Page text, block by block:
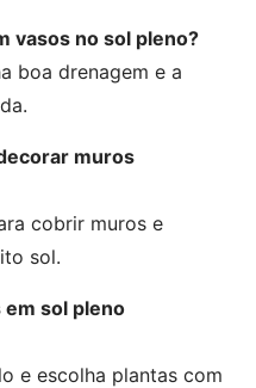
vasos no sol pleno?
boa drenagem e a
muros
cobrir muros e
sol.
em sol pleno
e escolha plantas com